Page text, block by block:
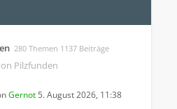
280 Themen 1137 Beiträge
Pilzfunden
Gernot 5. August 2026, 11:38